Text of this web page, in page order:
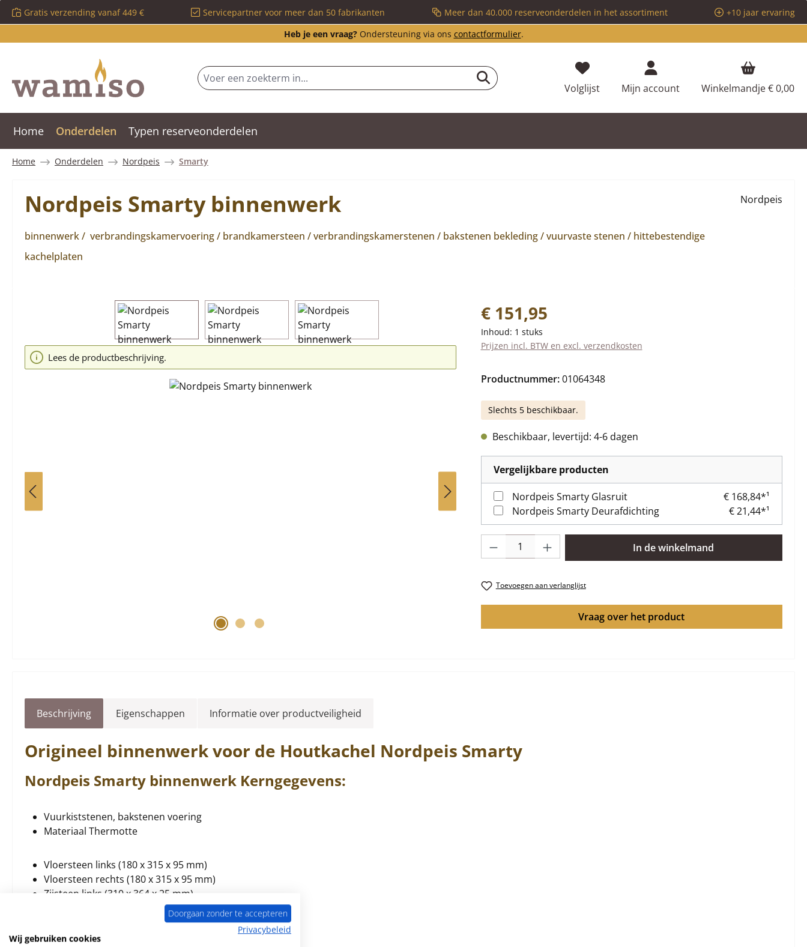
naar de hoofdinhoud
Ga naar de zoekopdracht
Ga naar de hoofdnavigatie
Gratis verzending vanaf 449 € Servicepartner voor meer dan 50 fabrikanten Meer dan 40.000 reserveonderdelen in het assortiment
+10 jaar ervaring
Heb je een vraag?Ondersteuning via ons contactformulier.
VolglijstJe hebt 0 items op je verlanglijstje
Mijn account Winkelmandje€ 0,00
Home Onderdelen Typen reserveonderdelen
Home Onderdelen Nordpeis Smarty
Nordpeis Smarty binnenwerk
binnenwerk / verbrandingskamervoering / brandkamersteen / verbrandingskamerstenen / bakstenen bekleding / vuurvaste stenen / hittebestendige
kachelplaten
Nordpeis
Afbeeldingengalerij overslaan
Lees de productbeschrijving.
Normale prijs:
€ 151,95
Inhoud: 1 stuks
Prijzen incl. BTW en excl. verzendkosten
Productnummer:01064348
Slechts 5 beschikbaar.
Beschikbaar, levertijd: 4-6 dagen
Vergelijkbare producten
Nordpeis Smarty Glasruit
€ 168,84*¹
Nordpeis Smarty Deurafdichting
€ 21,44*¹
Producthoeveelheid: Voer de gewenste hoeveelheid in of gebruik de knoppen
In de winkelmand
Toevoegen aan verlanglijst
Vraag over het product
Beschrijving Eigenschappen Informatie over productveiligheid
Origineel binnenwerkvoor de Houtkachel Nordpeis Smarty
Nordpeis Smarty binnenwerk Kerngegevens:
Vuurkiststenen, bakstenen voering
Materiaal Thermotte
Vloersteen links (180 x 315 x 95 mm)
Vloersteen rechts (180 x 315 x 95 mm)
Zijsteen links (310 x 364 x 25 mm)
Zijsteen rechts (310 x 364 x 25 mm)
kabeldoorbuiging (386 x 280 x 20 mm)
Doorgaan zonder te accepteren
Privacybeleid
Wij gebruiken cookies